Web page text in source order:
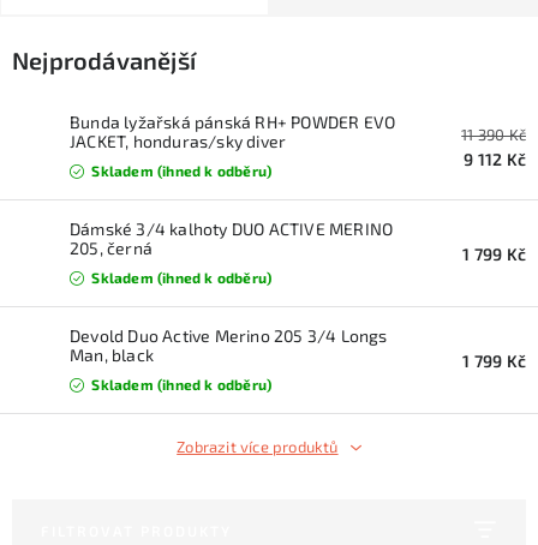
ZNAČKY
SKI servis Půjčovna lyží a SNB
CYKLO Servis
Nejprodávanější
Bunda lyžařská pánská RH+ POWDER EVO
JACKET, honduras/sky diver
Skladem (ihned k odběru)
11 390 Kč
9 112 Kč
Dámské 3/4 kalhoty DUO ACTIVE MERINO
205, černá
Skladem (ihned k odběru)
1 799 Kč
Devold Duo Active Merino 205 3/4 Longs
Man, black
Skladem (ihned k odběru)
1 799 Kč
Zobrazit více produktů